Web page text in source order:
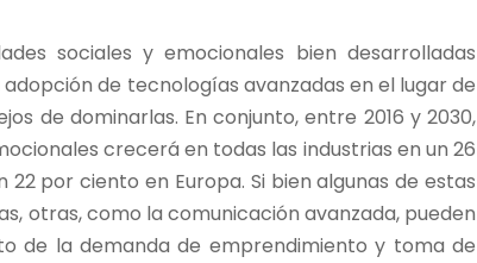
sociales y emocionales bien desarrolladas
de tecnologías avanzadas en el lugar de
de dominarlas. En conjunto, entre 2016 y 2030,
crecerá en todas las industrias en un 26
por ciento en Europa. Si bien algunas de estas
otras, como la comunicación avanzada, pueden
de la demanda de emprendimiento y toma de